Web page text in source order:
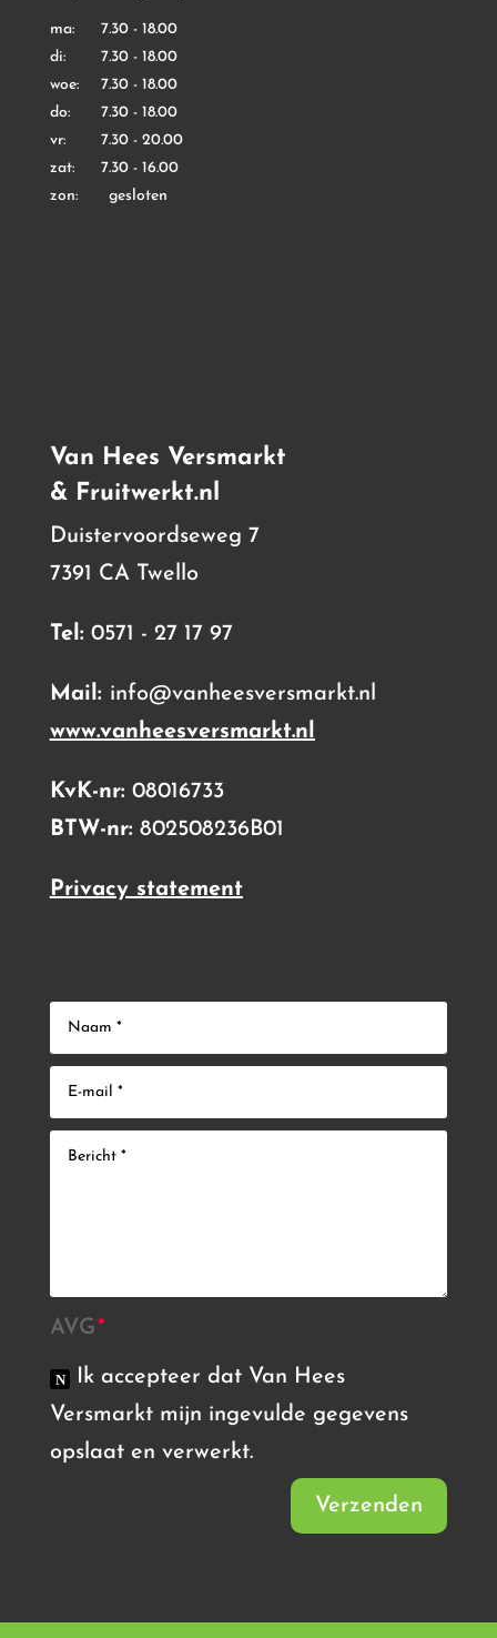
ma: 7.30 - 18.00
di: 7.30 - 18.00
woe: 7.30 - 18.00
do: 7.30 - 18.00
vr: 7.30 - 20.00
zat: 7.30 - 16.00
zon: gesloten
Van Hees Versmarkt
& Fruitwerkt.nl
Duistervoordseweg 7
7391 CA Twello
Tel: 0571 - 27 17 97
Mail: info@vanheesversmarkt.nl
www.vanheesversmarkt.nl
KvK-nr: 08016733
BTW-nr: 802508236B01
Privacy statement
AVG
Ik accepteer dat Van Hees
Versmarkt mijn ingevulde gegevens
opslaat en verwerkt.
Verzenden